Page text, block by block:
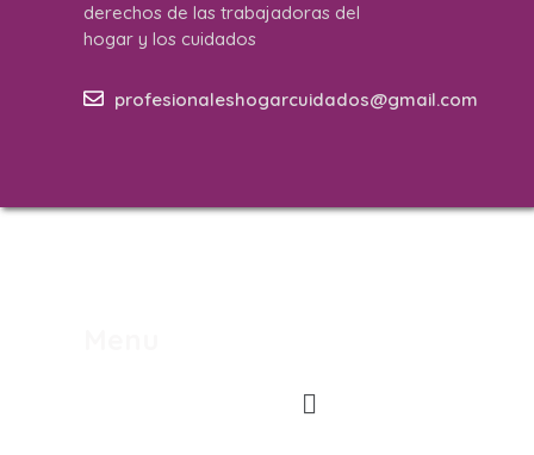
derechos de las trabajadoras del
hogar y los cuidados
profesionaleshogarcuidados@gmail.com